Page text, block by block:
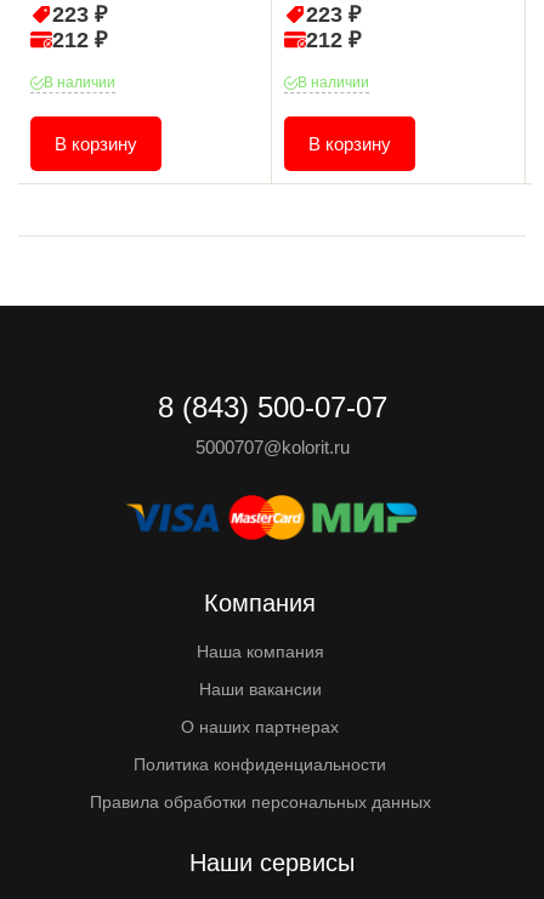
223 ₽
212 ₽
В наличии
В корзину
223 ₽
212 ₽
В наличии
В корзину
8 (843) 500-07-07
5000707@kolorit.ru
Компания
Наша компания
Наши вакансии
О наших партнерах
Политика конфиденциальности
Правила обработки персональных данных
Наши сервисы